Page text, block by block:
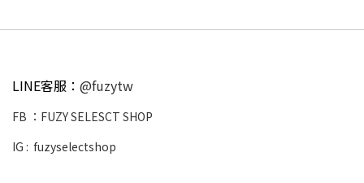
LINE客服： @fuzytw
FB ： FUZY SELESCT SHOP
IG : fuzyselectshop